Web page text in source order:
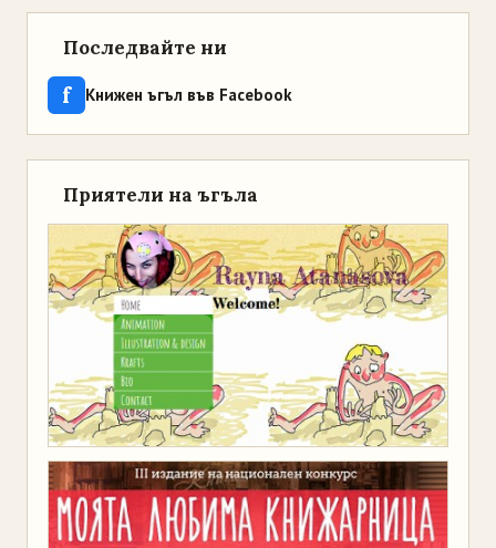
Последвайте ни
f Книжен ъгъл във Facebook
Приятели на ъгъла